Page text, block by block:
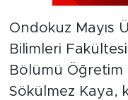
Ondokuz Mayıs
Bilimleri
Bölümü Öğretim
Sökülmez Kaya,